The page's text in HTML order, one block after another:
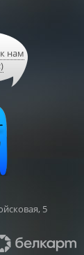
нам
5